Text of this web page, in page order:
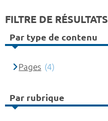
FILTRE DE RÉSULTATS
Par type de contenu
Pages (4)
Par rubrique